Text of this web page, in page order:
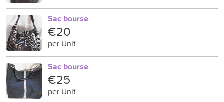
Sac bourse
€20
per Unit
Sac bourse
€25
per Unit